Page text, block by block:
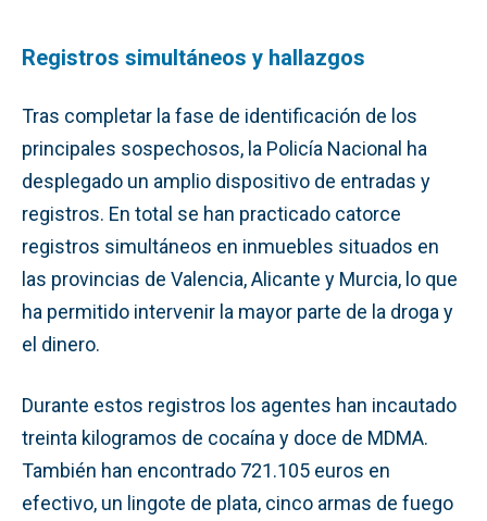
Registros simultáneos y hallazgos
Tras completar la fase de identificación de los
principales sospechosos, la Policía Nacional ha
desplegado un amplio dispositivo de entradas y
registros. En total se han practicado catorce
registros simultáneos en inmuebles situados en
las provincias de Valencia, Alicante y Murcia, lo que
ha permitido intervenir la mayor parte de la droga y
el dinero.
Durante estos registros los agentes han incautado
treinta kilogramos de cocaína y doce de MDMA.
También han encontrado 721.105 euros en
efectivo, un lingote de plata, cinco armas de fuego